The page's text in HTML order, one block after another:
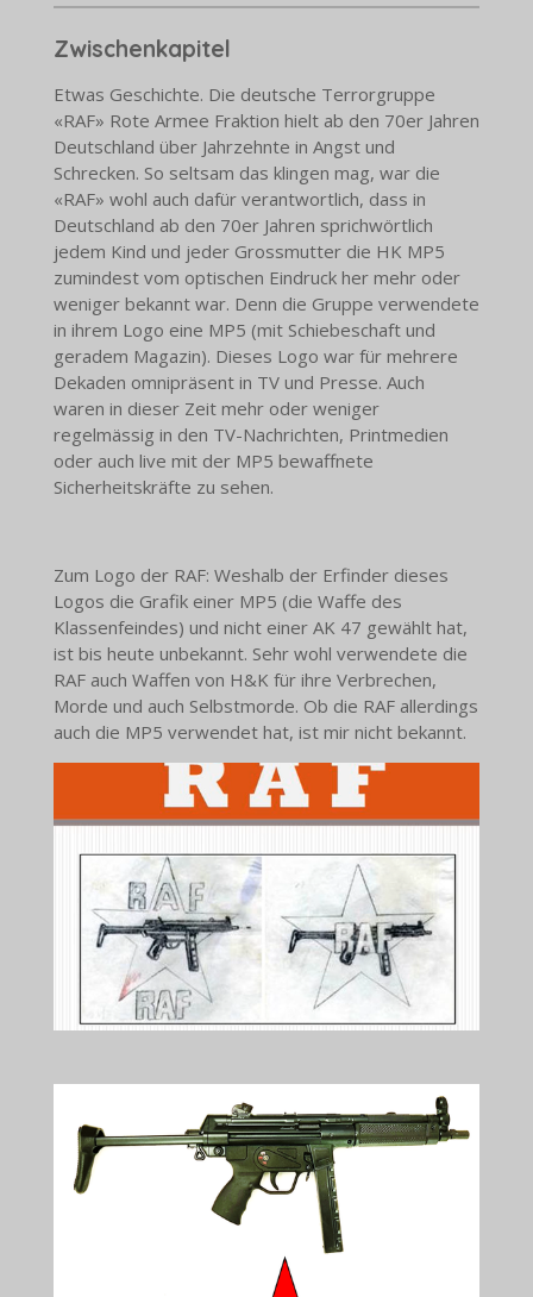
Zwischenkapitel
Etwas Geschichte. Die deutsche Terrorgruppe
«RAF» Rote Armee Fraktion hielt ab den 70er Jahren
Deutschland über Jahrzehnte in Angst und
Schrecken. So seltsam das klingen mag, war die
«RAF» wohl auch dafür verantwortlich, dass in
Deutschland ab den 70er Jahren sprichwörtlich
jedem Kind und jeder Grossmutter die HK MP5
zumindest vom optischen Eindruck her mehr oder
weniger bekannt war. Denn die Gruppe verwendete
in ihrem Logo eine MP5 (mit Schiebeschaft und
geradem Magazin). Dieses Logo war für mehrere
Dekaden omnipräsent in TV und Presse. Auch
waren in dieser Zeit mehr oder weniger
regelmässig in den TV-Nachrichten, Printmedien
oder auch live mit der MP5 bewaffnete
Sicherheitskräfte zu sehen.
Zum Logo der RAF: Weshalb der Erfinder dieses
Logos die Grafik einer MP5 (die Waffe des
Klassenfeindes) und nicht einer AK 47 gewählt hat,
ist bis heute unbekannt. Sehr wohl verwendete die
RAF auch Waffen von H&K für ihre Verbrechen,
Morde und auch Selbstmorde. Ob die RAF allerdings
auch die MP5 verwendet hat, ist mir nicht bekannt.